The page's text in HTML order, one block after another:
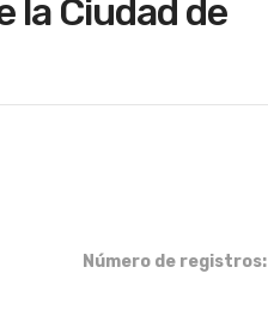
la Ciudad de
Número de registros: